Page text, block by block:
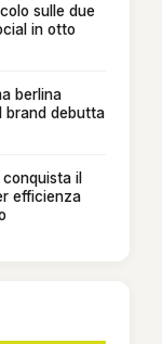
sulle due
in otto
berlina
brand debutta
conquista il
efficienza